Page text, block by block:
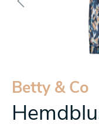
Betty & Co